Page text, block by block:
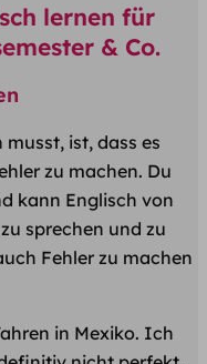
lernen für
& Co.
ist, dass es
zu machen. Du
kann Englisch von
sprechen und zu
Fehler zu machen
in Mexiko. Ich